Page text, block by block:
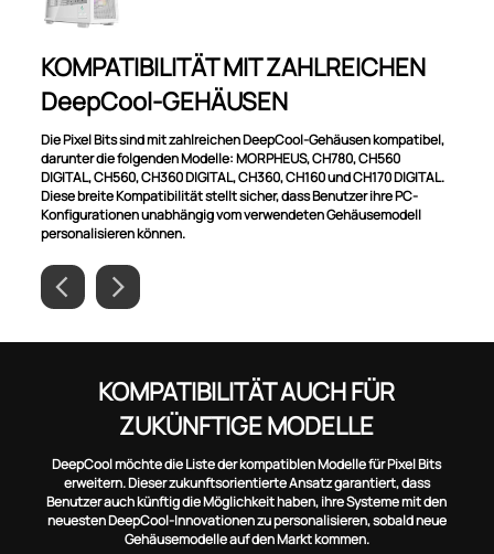
KOMPATIBILITÄT MIT ZAHLREICHEN
DeepCool-GEHÄUSEN
Die Pixel Bits sind mit zahlreichen DeepCool-Gehäusen kompatibel,
darunter die folgenden Modelle: MORPHEUS, CH780, CH560
DIGITAL, CH560, CH360 DIGITAL, CH360, CH160 und CH170 DIGITAL.
Diese breite Kompatibilität stellt sicher, dass Benutzer ihre PC-
Konfigurationen unabhängig vom verwendeten Gehäusemodell
personalisieren können.
KOMPATIBILITÄT AUCH FÜR
ZUKÜNFTIGE MODELLE
DeepCool möchte die Liste der kompatiblen Modelle für Pixel Bits
erweitern. Dieser zukunftsorientierte Ansatz garantiert, dass
Benutzer auch künftig die Möglichkeit haben, ihre Systeme mit den
neuesten DeepCool-Innovationen zu personalisieren, sobald neue
Gehäusemodelle auf den Markt kommen.